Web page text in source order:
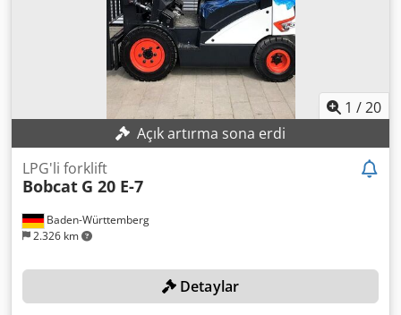
1 /20
Açık artırma sona erdi
Baden-Württemberg
2.326 km
LPG'li forklift
Bobcat G 20 E-7
Detaylar